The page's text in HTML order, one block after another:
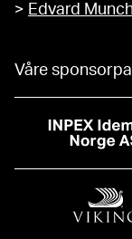
> Edvard
Våre